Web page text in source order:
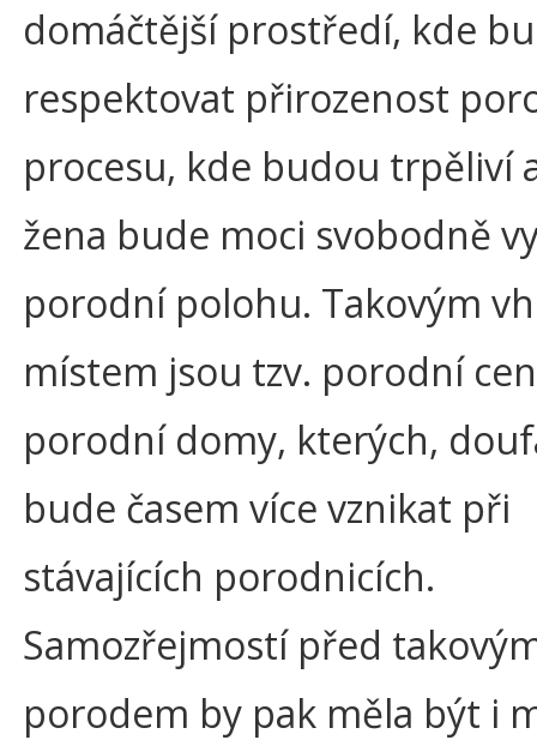
domáčtější prostředí, kde
respektovat přirozenost
procesu, kde budou trpěliví
žena bude moci svobodně
porodní polohu. Takovým
místem jsou tzv. porodní
porodní domy, kterých,
bude časem více vznikat při
stávajících porodnicích.
Samozřejmostí před
porodem by pak měla být i